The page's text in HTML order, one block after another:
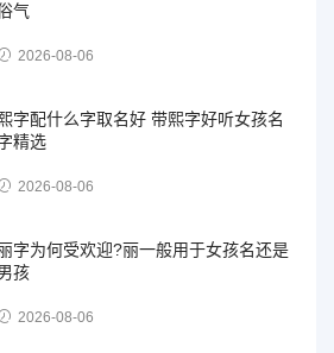
气
2026-08-06
字配什么字取名好 带熙字好听女孩名
精选
2026-08-06
字为何受欢迎?丽一般用于女孩名还是
孩
2026-08-06